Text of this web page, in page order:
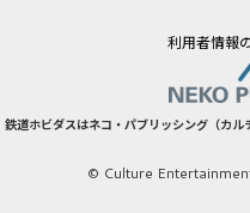
利用者情報
鉄道ホビダスはネコ・パブリッシング（カ
© Culture